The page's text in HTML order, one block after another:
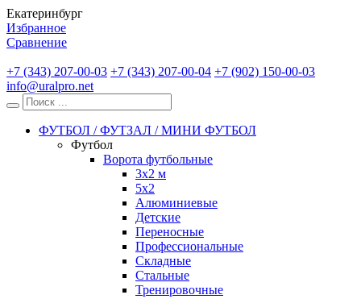
Екатеринбург
Избранное
Сравнение
+7 (343) 207-00-03 +7 (343) 207-00-04 +7 (902) 150-00-03
info@uralpro.net
ФУТБОЛ / ФУТЗАЛ / МИНИ ФУТБОЛ
Футбол
Ворота футбольные
3х2 м
5х2
Алюминиевые
Детские
Переносные
Профессиональные
Складные
Стальные
Тренировочные